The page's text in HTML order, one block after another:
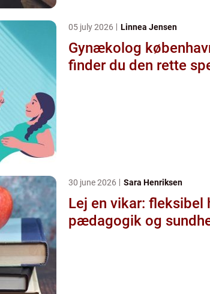
05 july 2026 Linnea Jensen
Gynækolog københavn
finder du den rette
30 june 2026 Sara Henriksen
Lej en vikar: fleksibel
pædagogik og